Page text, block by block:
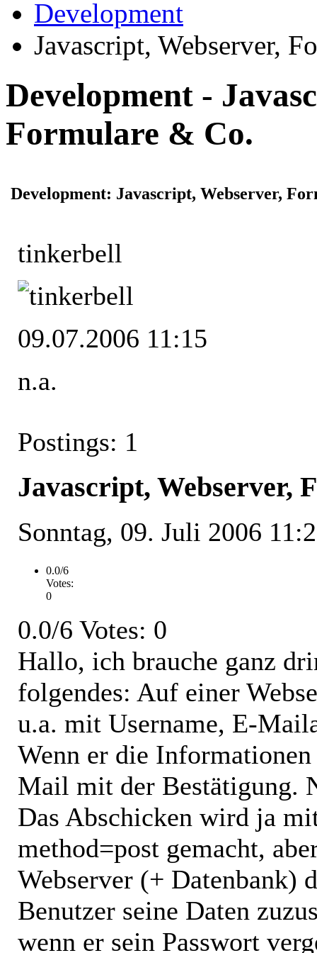
Development
Javascript, Webserver,
Development -
Formulare & Co.
Development: Javascript, Webserver,
tinkerbell
09.07.2006 11:15
n.a.
Postings: 1
Javascript, Webserver,
Sonntag, 09. Juli 2006
0.0/6
Votes:
0
0.0/6 Votes: 0
Hallo, ich brauche ganz
folgendes: Auf einer
u.a. mit Username, E-
Wenn er die
Mail mit der Bestätigung.
Das Abschicken wird ja
method=post gemacht,
Webserver (+ Datenbank)
Benutzer seine Daten
wenn er sein Passwort